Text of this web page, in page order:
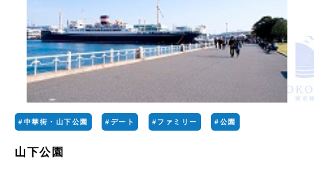
#中華街・山下公園 #デート #ファミリー #公園
山下公園